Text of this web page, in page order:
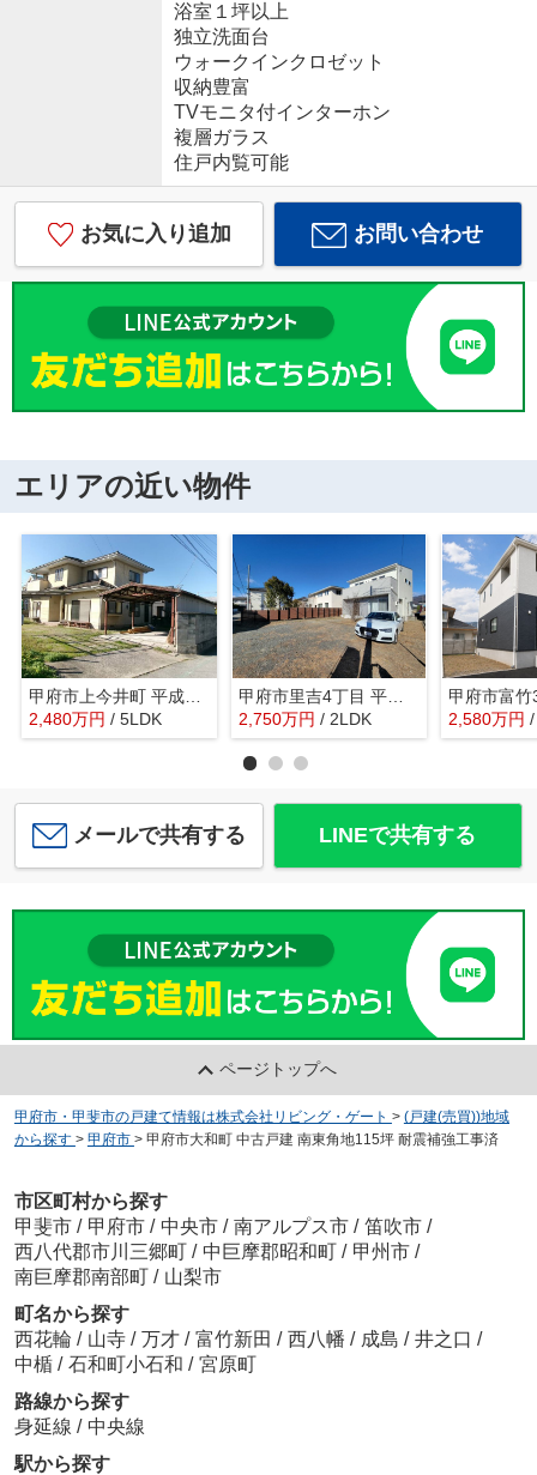
浴室１坪以上
独立洗面台
ウォークインクロゼット
収納豊富
TVモニタ付インターホン
複層ガラス
住戸内覧可能
お気に入り追加 お問い合わせ
エリアの近い物件
甲府市上今井町 平成2年築中古戸建 南道路・綺麗な建物
2,480万円 / 5LDK
甲府市里吉4丁目 平成29年築中古戸建 南道路 車6台以上
2,750万円 / 2LDK 2,580万円
メールで共有する LINEで共有する
ページトップへ
甲府市・甲斐市の戸建て情報は株式会社リビング・ゲート > (戸建(売買))地域
から探す > 甲府市 > 甲府市大和町 中古戸建 南東角地115坪 耐震補強工事済
市区町村から探す
甲斐市 / 甲府市 / 中央市 / 南アルプス市 / 笛吹市 /
西八代郡市川三郷町 / 中巨摩郡昭和町 / 甲州市 /
南巨摩郡南部町 / 山梨市
町名から探す
西花輪 / 山寺 / 万才 / 富竹新田 / 西八幡 / 成島 / 井之口 /
中楯 / 石和町小石和 / 宮原町
路線から探す
身延線 / 中央線
駅から探す